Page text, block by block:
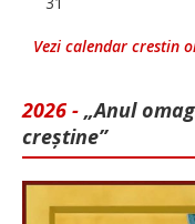
Vezi calendar crestin
2026 - „Anul
creștine”